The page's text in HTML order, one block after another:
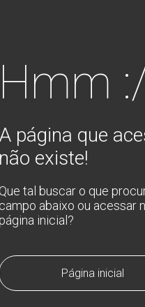
Hmm
A página que
não existe!
Que tal buscar o que
campo abaixo ou acessar
página inicial?
Página inicial